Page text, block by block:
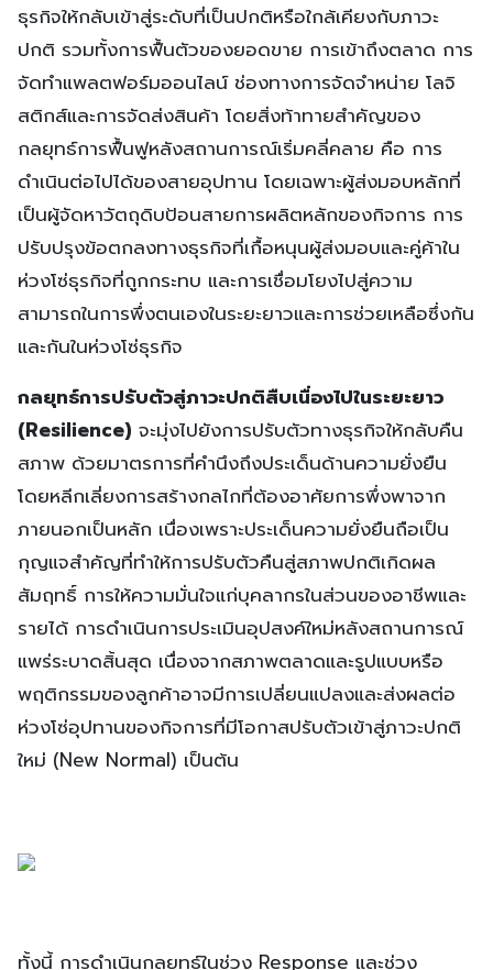
ธุรกิจให้กลับเข้าสู่ระดับที่เป็นปกติหรือใกล้เคียงกับภาวะ
ปกติ รวมทั้งการฟื้นตัวของยอดขาย การเข้าถึงตลาด การ
จัดทำแพลตฟอร์มออนไลน์ ช่องทางการจัดจำหน่าย โลจิ
สติกส์และการจัดส่งสินค้า โดยสิ่งท้าทายสำคัญของ
กลยุทธ์การฟื้นฟูหลังสถานการณ์เริ่มคลี่คลาย คือ การ
ดำเนินต่อไปได้ของสายอุปทาน โดยเฉพาะผู้ส่งมอบหลักที่
เป็นผู้จัดหาวัตถุดิบป้อนสายการผลิตหลักของกิจการ การ
ปรับปรุงข้อตกลงทางธุรกิจที่เกื้อหนุนผู้ส่งมอบและคู่ค้าใน
ห่วงโซ่ธุรกิจที่ถูกกระทบ และการเชื่อมโยงไปสู่ความ
สามารถในการพึ่งตนเองในระยะยาวและการช่วยเหลือซึ่งกัน
และกันในห่วงโซ่ธุรกิจ
กลยุทธ์การปรับตัวสู่ภาวะปกติสืบเนื่องไปในระยะยาว
(Resilience) จะมุ่งไปยังการปรับตัวทางธุรกิจให้กลับคืน
สภาพ ด้วยมาตรการที่คำนึงถึงประเด็นด้านความยั่งยืน
โดยหลีกเลี่ยงการสร้างกลไกที่ต้องอาศัยการพึ่งพาจาก
ภายนอกเป็นหลัก เนื่องเพราะประเด็นความยั่งยืนถือเป็น
กุญแจสำคัญที่ทำให้การปรับตัวคืนสู่สภาพปกติเกิดผล
สัมฤทธิ์ การให้ความมั่นใจแก่บุคลากรในส่วนของอาชีพและ
รายได้ การดำเนินการประเมินอุปสงค์ใหม่หลังสถานการณ์
แพร่ระบาดสิ้นสุด เนื่องจากสภาพตลาดและรูปแบบหรือ
พฤติกรรมของลูกค้าอาจมีการเปลี่ยนแปลงและส่งผลต่อ
ห่วงโซ่อุปทานของกิจการที่มีโอกาสปรับตัวเข้าสู่ภาวะปกติ
ใหม่ (New Normal) เป็นต้น
ทั้งนี้ การดำเนินกลยุทธ์ในช่วง Response และช่วง